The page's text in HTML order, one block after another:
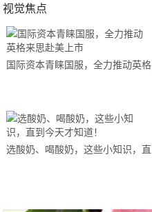
视觉焦点
国际资本青睐国服，全力推动英格
选酸奶、喝酸奶，这些小知识，直